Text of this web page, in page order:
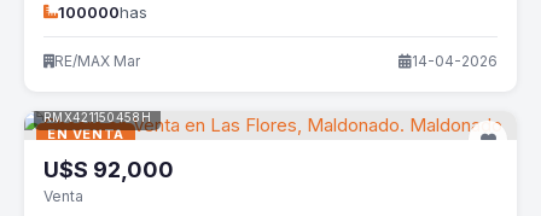
100000has
RE/MAX Mar 14-04-2026
EN VENTA
RMX421150458H
U$S 92,000
Venta